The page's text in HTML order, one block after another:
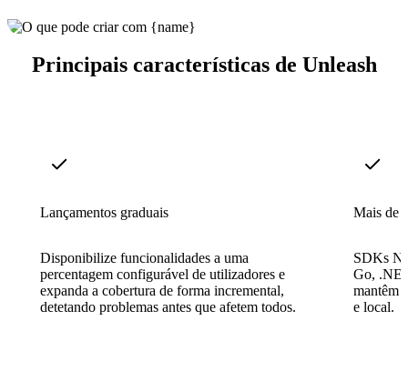
Principais características de Unleash
Lançamentos graduais
Disponibilize funcionalidades a uma
percentagem configurável de utilizadores e
expanda a cobertura de forma incremental,
detetando problemas antes que afetem todos.
Mais de
SDKs
Go,
mantêm
e local.